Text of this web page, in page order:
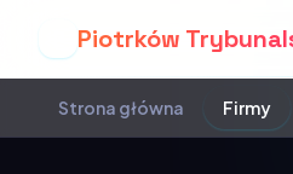
Piotrków
Strona główna Firmy